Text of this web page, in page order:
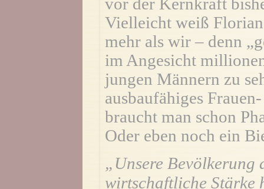
Vielleicht weiß
mehr als wir – denn
im Angesicht
jungen Männern zu
ausbaufähiges
braucht man schon
Oder eben noch ein
„Unsere Bevölkerung
wirtschaftliche Stärke